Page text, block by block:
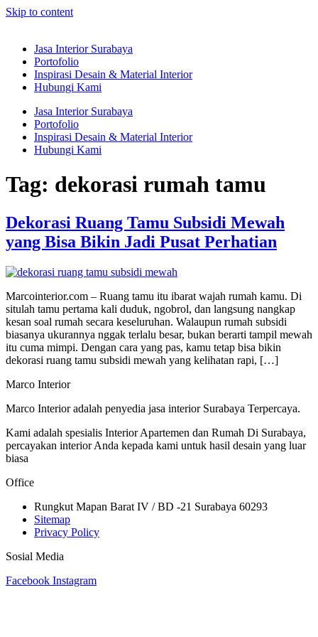
Skip to content
Jasa Interior Surabaya
Portofolio
Inspirasi Desain & Material Interior
Hubungi Kami
Jasa Interior Surabaya
Portofolio
Inspirasi Desain & Material Interior
Hubungi Kami
Tag: dekorasi rumah tamu
Dekorasi Ruang Tamu Subsidi Mewah
yang Bisa Bikin Jadi Pusat Perhatian
Marcointerior.com – Ruang tamu itu ibarat wajah rumah kamu. Di
situlah tamu pertama kali duduk, ngobrol, dan langsung nangkap
kesan soal rumah secara keseluruhan. Walaupun rumah subsidi
biasanya ukurannya nggak terlalu besar, bukan berarti tampil mewah
itu cuma mimpi. Dengan cara yang pas, kamu tetap bisa bikin
dekorasi ruang tamu subsidi mewah yang kelihatan rapi, […]
Marco Interior
Marco Interior adalah penyedia jasa interior Surabaya Terpercaya.
Kami adalah spesialis Interior Apartemen dan Rumah Di Surabaya,
percayakan interior Anda kepada kami untuk hasil desain yang luar
biasa
Office
Rungkut Mapan Barat IV / BD -21 Surabaya 60293
Sitemap
Privacy Policy
Sosial Media
Facebook Instagram